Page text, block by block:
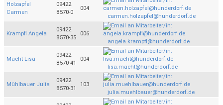
Holzapfel
Carmen
09422
8570-0
004
carmen.holzapfel@hunderdorf.de
Krampfl Angela
09422
8570-35
006
angela.krampfl@hunderdorf.de
Macht Lisa
09422
8570-41
004
lisa.macht@hunderdorf.de
Mühlbauer Julia
09422
8570-31
103
julia.muehlbauer@hunderdorf.de